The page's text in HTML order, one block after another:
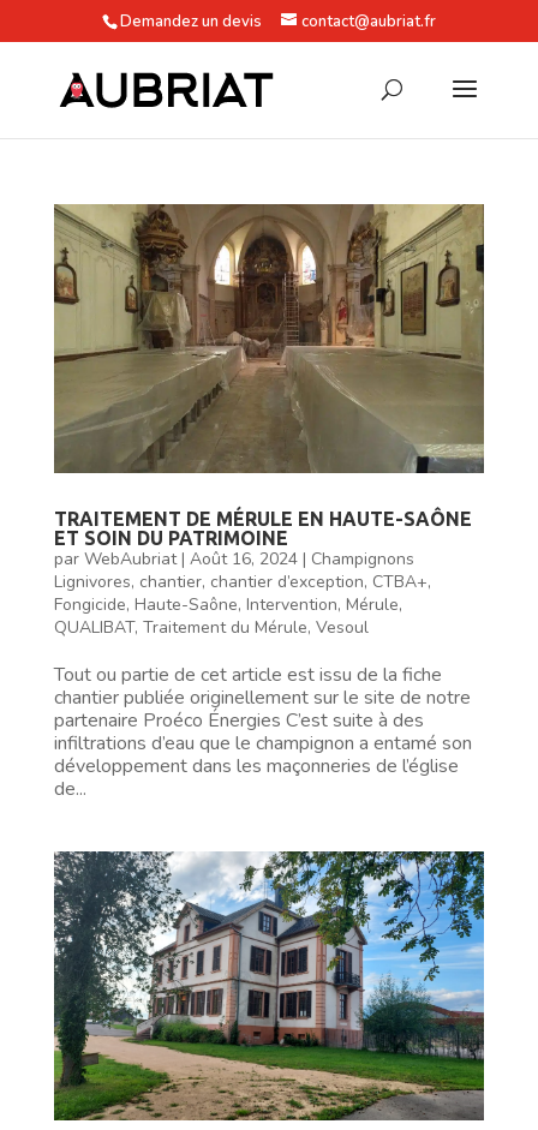
Demandez un devis contact@aubriat.fr
TRAITEMENT DE MÉRULE EN HAUTE-SAÔNE
ET SOIN DU PATRIMOINE
par WebAubriat| Août 16, 2024| Champignons
Lignivores, chantier, chantier d’exception, CTBA+,
Fongicide, Haute-Saône, Intervention, Mérule,
QUALIBAT, Traitement du Mérule, Vesoul
Tout ou partie de cet article est issu de la fiche
chantier publiée originellement sur le site de notre
partenaire Proéco Énergies C’est suite à des
infiltrations d’eau que le champignon a entamé son
développement dans les maçonneries de l’église
de...